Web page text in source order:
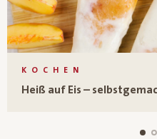
KOCHEN
Heiß auf Eis –